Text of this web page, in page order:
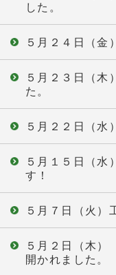
した。
５月２４日（金
５月２３日（
た。
５月２２日（水
５月１５日（
す！
５月７日（火）
５月２日（木
開かれました。